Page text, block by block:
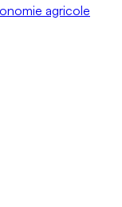
agricole